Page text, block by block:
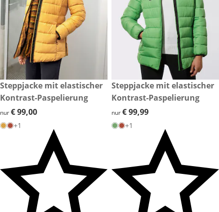
€ 99,00
Steppjacke mit elastischer
Kontrast-Paspelierung
€ 99,00
nur€ 99,00
+1
€ 99,99
Steppjacke mit elastischer
Kontrast-Paspelierung
€ 99,99
nur€ 99,99
+1